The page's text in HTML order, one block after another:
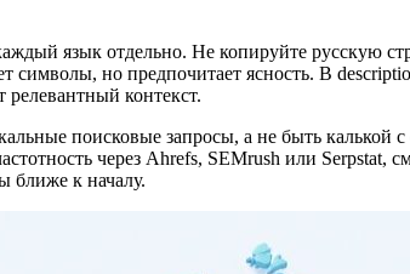
язык отдельно. Не копируйте русскую
символы, но предпочитает ясность. В
релевантный контекст.
поисковые запросы, а не быть калькой
через Ahrefs, SEMrush или Serpstat,
ближе к началу.